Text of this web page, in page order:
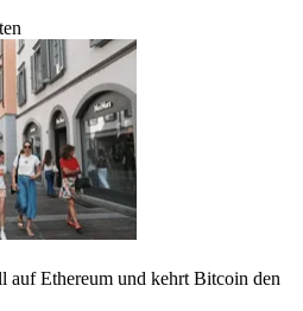
auf Ethereum und kehrt Bitcoin den